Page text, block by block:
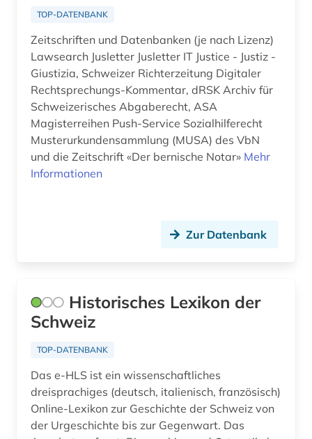
musikwissenschaft (1)
nachrichten (1)
naturgefahr (1)
naturwissenschaften (1)
norm (1)
online-publikation (4)
ort (1)
parlament (2)
parlamentsdrucksache (1)
person (1)
TOP-DATENBANK
Zeitschriften und Datenbanken (je nach Lizenz)
Lawsearch Jusletter Jusletter IT Justice - Justiz -
Giustizia, Schweizer Richterzeitung Digitaler
Rechtsprechungs-Kommentar, dRSK Archiv für
Schweizerisches Abgaberecht, ASA
Magisterreihen Push-Service Sozialhilferecht
Musterurkundensammlung (MUSA) des VbN
und die Zeitschrift «Der bernische Notar» Mehr
Informationen
Zur Datenbank
Historisches Lexikon der
Schweiz
TOP-DATENBANK
Das e-HLS ist ein wissenschaftliches
dreisprachiges (deutsch, italienisch, französisch)
Online-Lexikon zur Geschichte der Schweiz von
der Urgeschichte bis zur Gegenwart. Das